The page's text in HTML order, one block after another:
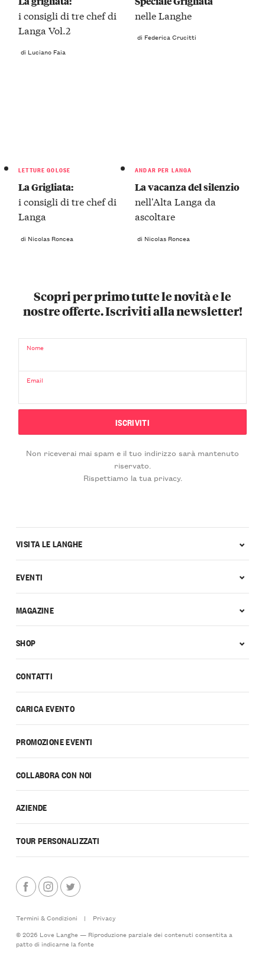
i consigli di tre chef di
Langa Vol.2
di Luciano Faia
nelle Langhe
di Federica Crucitti
LETTURE GOLOSE
La Grigliata:
i consigli di tre chef di
Langa
di Nicolas Roncea
ANDAR PER LANGA
La vacanza del silenzio
nell'Alta Langa da
ascoltare
di Nicolas Roncea
Scopri per primo tutte le novità e le
nostre offerte. Iscriviti alla newsletter!
Nome
Email
Non riceverai mai spam e il tuo indirizzo sarà mantenuto
riservato.
Rispettiamo la tua privacy.
CONTATTI
CARICA EVENTO
PROMOZIONE EVENTI
COLLABORA CON NOI
AZIENDE
TOUR PERSONALIZZATI
VISITA LE LANGHE
EVENTI
MAGAZINE
SHOP
Termini & Condizioni |
Privacy
© 2026 Love Langhe — Riproduzione parziale dei contenuti consentita a
patto di indicarne la fonte